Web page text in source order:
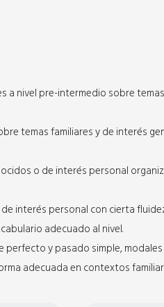
nivel pre-intermedio sobre
temas familiares y de interés
o de interés personal
interés personal con cierta
adecuado al nivel.
y pasado simple,
adecuada en contextos
BEGINNER 2